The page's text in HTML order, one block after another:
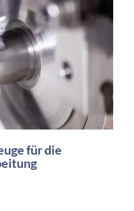
für die